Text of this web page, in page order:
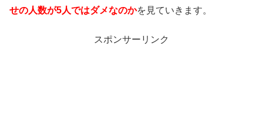
せの人数が5人ではダメなのかを見ていきます。
スポンサーリンク